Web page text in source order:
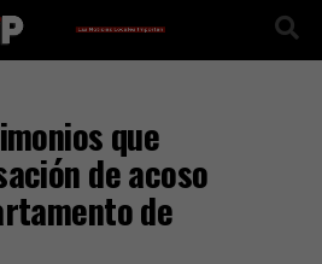
que
de acoso
de